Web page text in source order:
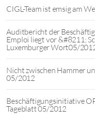
CIGL-Team ist emsig am
Auditbericht der
Emploi liegt vor &#8211;
Luxemburger Wort05/
Nicht zwischen Hammer
05/2012
Beschäftigungsinitiative
Tageblatt 05/2012